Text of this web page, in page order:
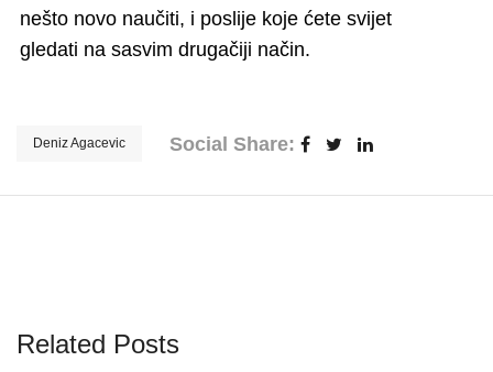
nešto novo naučiti, i poslije koje ćete svijet
gledati na sasvim drugačiji način.
Deniz Agacevic Social Share:
Related Posts